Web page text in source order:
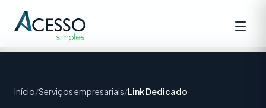
Início/Serviços empresariais/Link Dedicado